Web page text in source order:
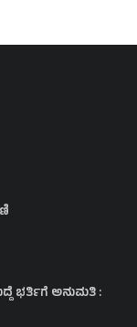
ಭರ್ತಿಗೆ ಅನುಮತಿ :